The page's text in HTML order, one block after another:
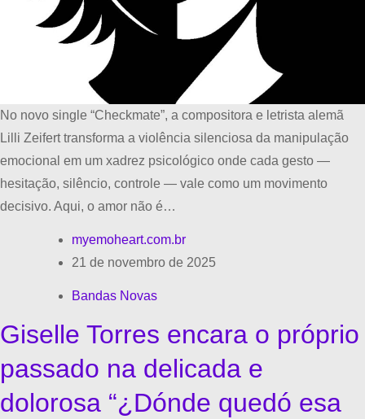
No novo single “Checkmate”, a compositora e letrista alemã
Lilli Zeifert transforma a violência silenciosa da manipulação
emocional em um xadrez psicológico onde cada gesto —
hesitação, silêncio, controle — vale como um movimento
decisivo. Aqui, o amor não é…
myemoheart.com.br
21 de novembro de 2025
Bandas Novas
Giselle Torres encara o próprio
passado na delicada e
dolorosa “¿Dónde quedó esa